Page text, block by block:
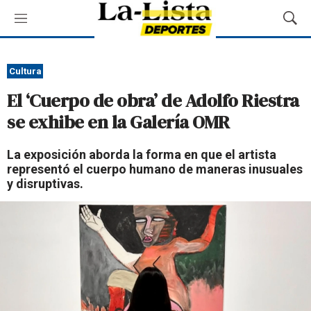
M
e
ú
M
o
a
r
q
e
Cultura
El ‘Cuerpo de obra’ de Adolfo Riestra
se exhibe en la Galería OMR
La exposición aborda la forma en que el artista
representó el cuerpo humano de maneras inusuales
y disruptivas.